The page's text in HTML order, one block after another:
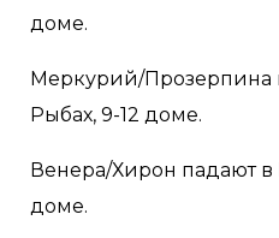
доме.
Меркурий/Прозерпина
Рыбах, 9-12 доме.
Венера/Хирон падают в
доме.